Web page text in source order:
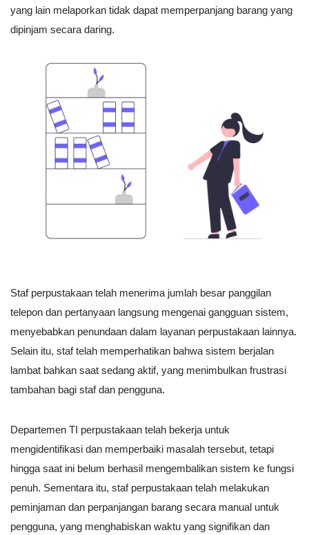
yang lain melaporkan tidak dapat memperpanjang barang yang
dipinjam secara daring.
Staf perpustakaan telah menerima jumlah besar panggilan
telepon dan pertanyaan langsung mengenai gangguan sistem,
menyebabkan penundaan dalam layanan perpustakaan lainnya.
Selain itu, staf telah memperhatikan bahwa sistem berjalan
lambat bahkan saat sedang aktif, yang menimbulkan frustrasi
tambahan bagi staf dan pengguna.
Departemen TI perpustakaan telah bekerja untuk
mengidentifikasi dan memperbaiki masalah tersebut, tetapi
hingga saat ini belum berhasil mengembalikan sistem ke fungsi
penuh. Sementara itu, staf perpustakaan telah melakukan
peminjaman dan perpanjangan barang secara manual untuk
pengguna, yang menghabiskan waktu yang signifikan dan